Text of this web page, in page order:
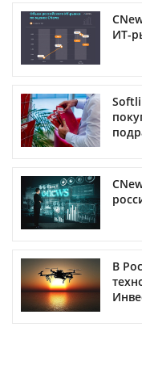
ИТ-
В